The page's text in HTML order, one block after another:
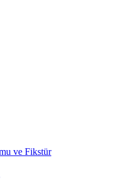
ve Fikstür